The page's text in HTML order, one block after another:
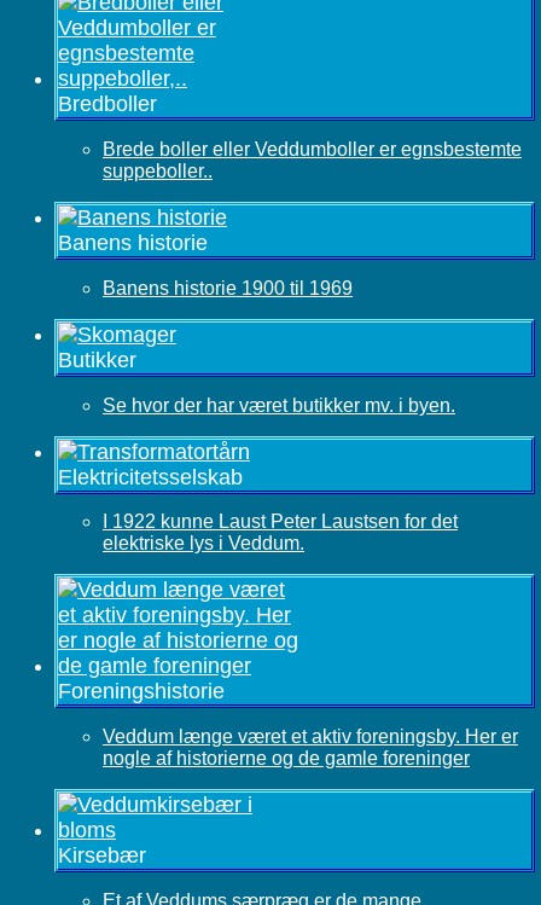
Bredboller
Brede boller eller Veddumboller er egnsbestemte
suppeboller..
Banens historie
Banens historie 1900 til 1969
Butikker
Se hvor der har været butikker mv. i byen.
Elektricitetsselskab
I 1922 kunne Laust Peter Laustsen for det
elektriske lys i Veddum.
Foreningshistorie
Veddum længe været et aktiv foreningsby. Her er
nogle af historierne og de gamle foreninger
Kirsebær